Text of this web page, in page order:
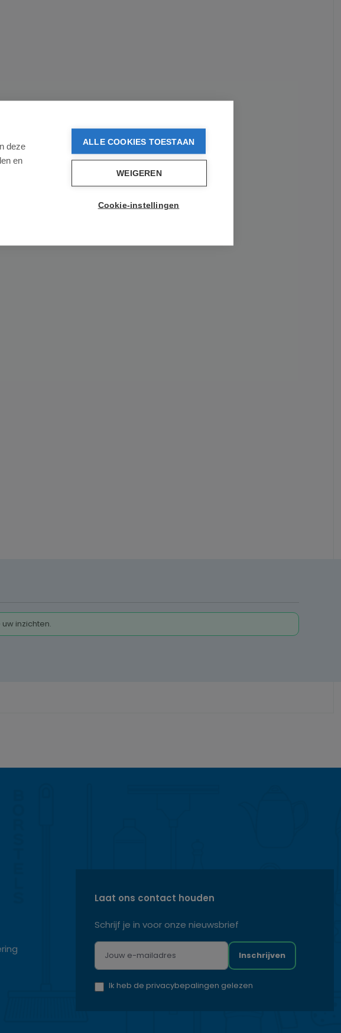
inzichten.
Laat ons contact houden
Schrijf je in voor onze nieuwsbrief
Inschrijven
Ik heb de privacybepalingen gelezen
deze
en
ALLE COOKIES TOESTAAN
WEIGEREN
Cookie-instellingen